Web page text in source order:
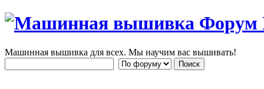
Машинная вышивка для всех. Мы научим вас вышивать!